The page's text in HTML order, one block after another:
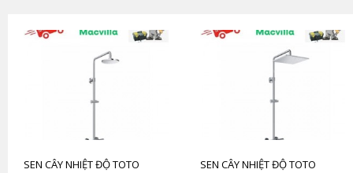
SEN CÂY NHIỆT ĐỘ TOTO
SEN CÂY NHIỆT ĐỘ TOTO